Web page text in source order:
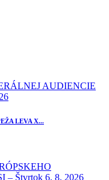
LEVA X...